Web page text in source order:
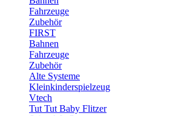
Fahrzeuge
Zubehör
FIRST
Bahnen
Fahrzeuge
Zubehör
Alte Systeme
Kleinkinderspielzeug
Vtech
Tut Tut Baby Flitzer